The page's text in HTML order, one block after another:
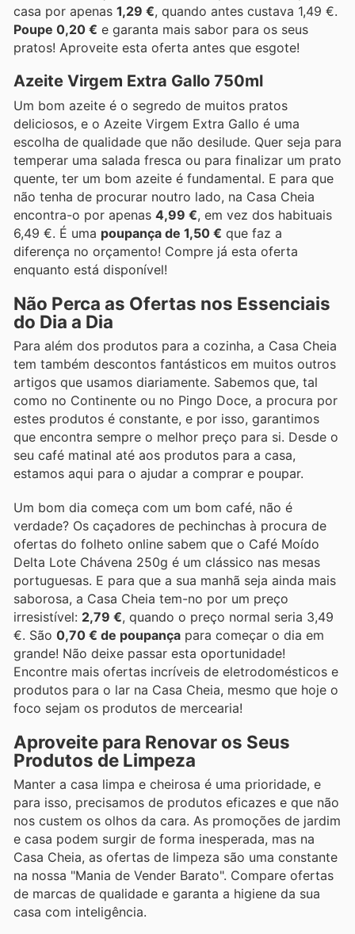
casa por apenas 1,29 €, quando antes custava 1,49 €.
Poupe 0,20 € e garanta mais sabor para os seus
pratos! Aproveite esta oferta antes que esgote!
Azeite Virgem Extra Gallo 750ml
Um bom azeite é o segredo de muitos pratos
deliciosos, e o Azeite Virgem Extra Gallo é uma
escolha de qualidade que não desilude. Quer seja para
temperar uma salada fresca ou para finalizar um prato
quente, ter um bom azeite é fundamental. E para que
não tenha de procurar noutro lado, na Casa Cheia
encontra-o por apenas 4,99 €, em vez dos habituais
6,49 €. É uma poupança de 1,50 € que faz a
diferença no orçamento! Compre já esta oferta
enquanto está disponível!
Não Perca as Ofertas nos Essenciais
do Dia a Dia
Para além dos produtos para a cozinha, a Casa Cheia
tem também descontos fantásticos em muitos outros
artigos que usamos diariamente. Sabemos que, tal
como no Continente ou no Pingo Doce, a procura por
estes produtos é constante, e por isso, garantimos
que encontra sempre o melhor preço para si. Desde o
seu café matinal até aos produtos para a casa,
estamos aqui para o ajudar a comprar e poupar.
Um bom dia começa com um bom café, não é
verdade? Os caçadores de pechinchas à procura de
ofertas do folheto online sabem que o Café Moído
Delta Lote Chávena 250g é um clássico nas mesas
portuguesas. E para que a sua manhã seja ainda mais
saborosa, a Casa Cheia tem-no por um preço
irresistível: 2,79 €, quando o preço normal seria 3,49
€. São 0,70 € de poupança para começar o dia em
grande! Não deixe passar esta oportunidade!
Encontre mais ofertas incríveis de eletrodomésticos e
produtos para o lar na Casa Cheia, mesmo que hoje o
foco sejam os produtos de mercearia!
Aproveite para Renovar os Seus
Produtos de Limpeza
Manter a casa limpa e cheirosa é uma prioridade, e
para isso, precisamos de produtos eficazes e que não
nos custem os olhos da cara. As promoções de jardim
e casa podem surgir de forma inesperada, mas na
Casa Cheia, as ofertas de limpeza são uma constante
na nossa "Mania de Vender Barato". Compare ofertas
de marcas de qualidade e garanta a higiene da sua
casa com inteligência.